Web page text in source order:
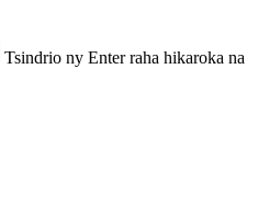
Tsindrio ny Enter raha hikaroka na